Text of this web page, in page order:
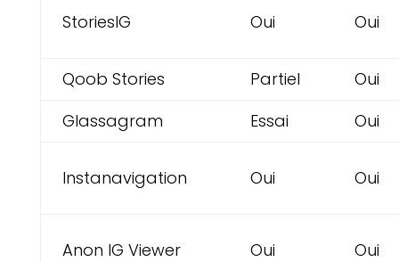
StoriesIG Oui Oui
Qoob Stories Partiel
Oui
Glassagram
Essai Oui
Instanavigation Oui Oui
Anon IG Viewer Oui Oui